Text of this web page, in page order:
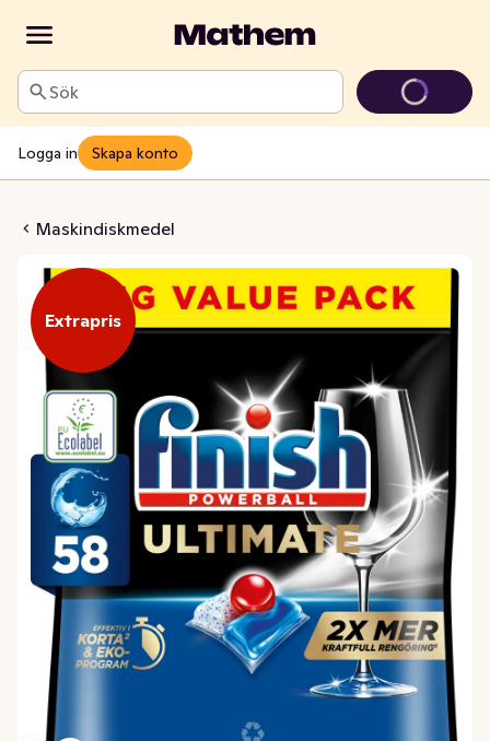
Sök
Logga in Skapa konto
Maskindiskmedel
All in One Storpack
Extrapris